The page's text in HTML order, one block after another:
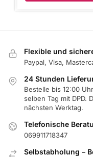
Flexible und
Paypal, Visa,
24 Stunden
Bestelle bis 12:00
selben Tag mit DPD.
nächsten Werktag.
Telefonische
069911718347
Selbstabholung –